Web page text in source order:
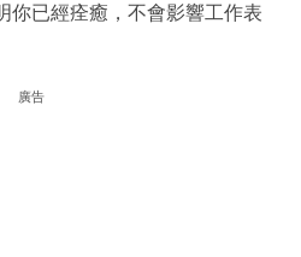
你已經痊癒，不會影響工作表
廣告